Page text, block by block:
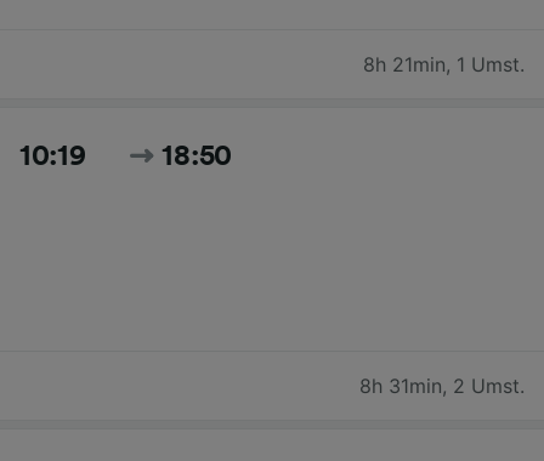
8h 21min, 1 Umst.
10:19 18:50
8h 31min, 2 Umst.